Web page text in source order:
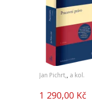
Jan Pichrt,, a kol.
1 290,00 Kč